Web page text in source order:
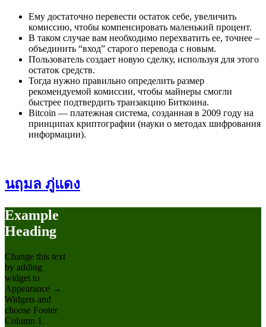
Ему достаточно перевести остаток себе, увеличить
комиссию, чтобы компенсировать маленький процент.
В таком случае вам необходимо перехватить ее, точнее –
объединить “вход” старого перевода с новым.
Пользователь создает новую сделку, используя для этого
остаток средств.
Тогда нужно правильно определить размер
рекомендуемой комиссии, чтобы майнеры смогли
быстрее подтвердить транзакцию Биткоина.
Bitcoin — платежная система, созданная в 2009 году на
принципах криптографии (науки о методах шифрования
информации).
นฤมล ภู่แดง
Example
Heading
Change this text
by adding
widget to
Appearance →
Widgets and
choose Footer
Column 1.